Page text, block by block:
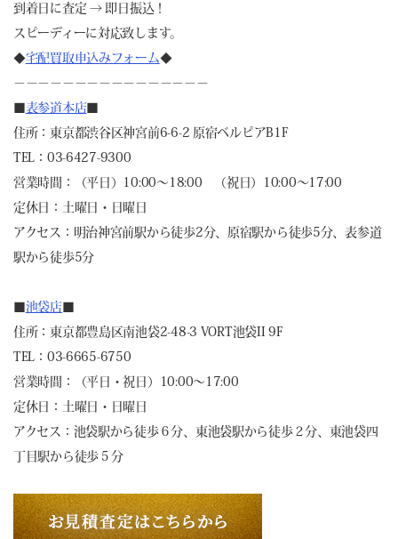
到着日に査定 → 即日振込！
スピーディーに対応致します。
◆宅配買取申込みフォーム◆
－－－－－－－－－－－－－－－－
■表参道本店■
住所：東京都渋谷区神宮前6-6-2 原宿ベルピアB1F
TEL：03-6427-9300
営業時間：（平日）10:00～18:00 （祝日）10:00～17:00
定休日：土曜日・日曜日
アクセス：明治神宮前駅から徒歩2分、原宿駅から徒歩5分、表参道
駅から徒歩5分
■池袋店■
住所：東京都豊島区南池袋2-48-3 VORT池袋II 9F
TEL：03-6665-6750
営業時間：（平日・祝日）10:00～17:00
定休日：土曜日・日曜日
アクセス：池袋駅から徒歩６分、東池袋駅から徒歩２分、東池袋四
丁目駅から徒歩５分